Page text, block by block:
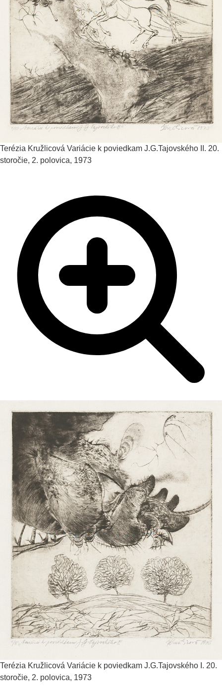
Terézia Kružlicová Variácie k poviedkam J.G.Tajovského II. 20.
storočie, 2. polovica, 1973
Terézia Kružlicová Variácie k poviedkam J.G.Tajovského I. 20.
storočie, 2. polovica, 1973